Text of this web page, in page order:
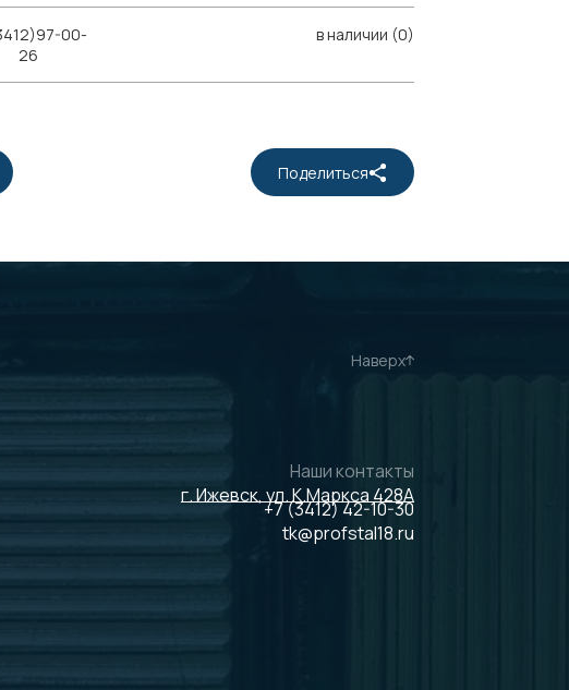
00-
26
в наличии (0)
Поделиться
Наверх
Наши контакты
г. Ижевск, ул. К.Маркса 428А
+7 (3412) 42-10-30
tk@profstal18.ru